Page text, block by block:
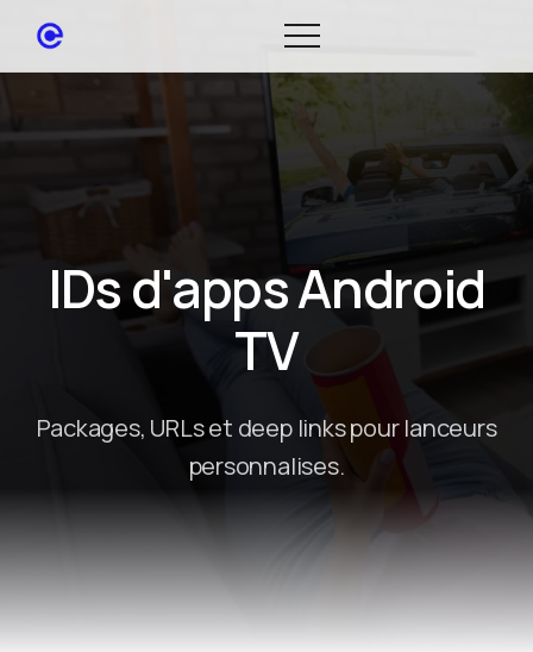
IDs d'apps Android
TV
Packages, URLs et deep links pour lanceurs
personnalises.